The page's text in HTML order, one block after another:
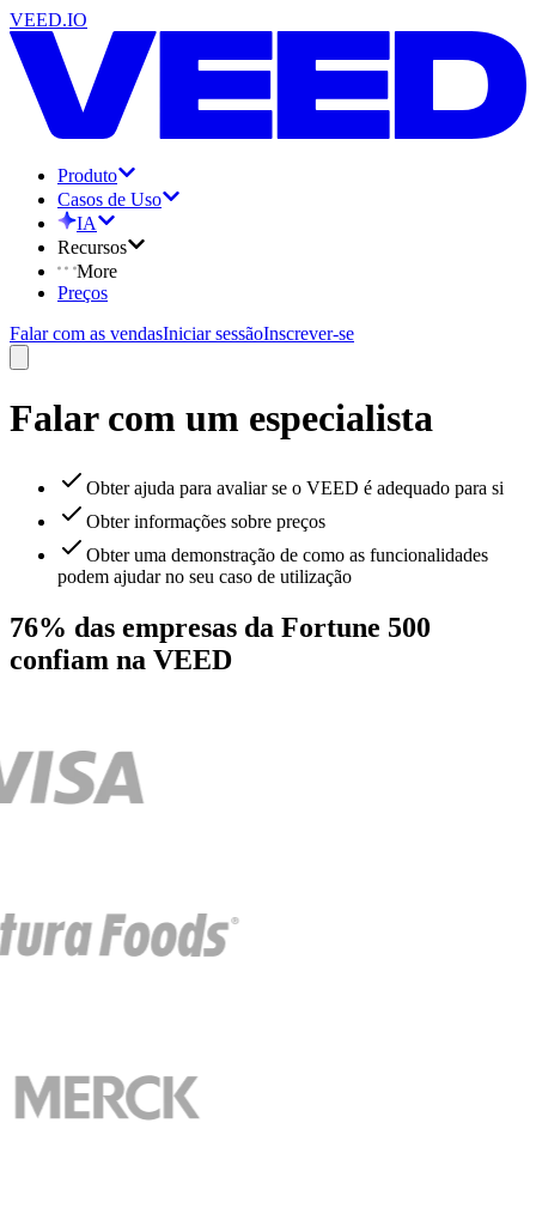
VEED.IO
Produto
Casos de Uso
IA
Recursos
More
Preços
Falar com as vendasIniciar sessãoInscrever-se
Falar com um especialista
Obter ajuda para avaliar se o VEED é adequado para si
Obter informações sobre preços
Obter uma demonstração de como as funcionalidades
podem ajudar no seu caso de utilização
76% das empresas da Fortune 500
confiam na VEED